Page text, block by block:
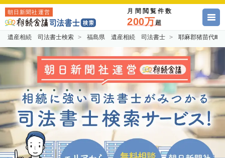
朝日新聞社運営 月間閲覧件数
200万超
遺産相続 司法書士検索 福島県 遺産相続 司法書士 耶麻郡猪苗代